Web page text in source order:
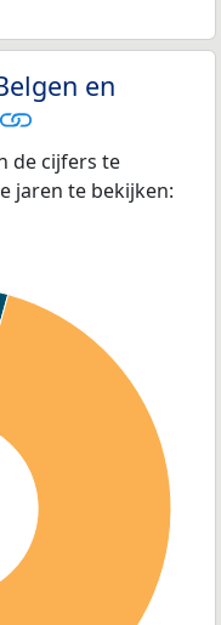
en
de cijfers te
jaren te bekijken: